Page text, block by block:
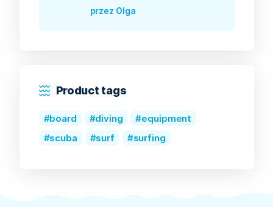
Oceniono5
5
przez Olga
Product tags
board diving
equipment
scuba
surf surfing